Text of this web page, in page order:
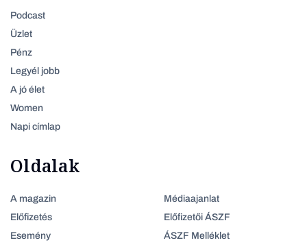
Podcast
Üzlet
Pénz
Legyél jobb
A jó élet
Women
Napi címlap
Oldalak
A magazin
Előfizetés
Esemény
Médiaajanlat
Előfizetői ÁSZF
ÁSZF Melléklet